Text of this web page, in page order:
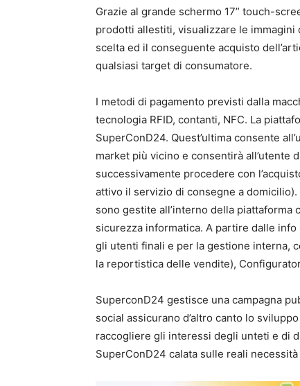
Grazie al grande schermo 17” touch-
prodotti allestiti, visualizzare le
scelta ed il conseguente acquisto
qualsiasi target di consumatore.
I metodi di pagamento previsti dalla
tecnologia RFID, contanti, NFC. La
SuperConD24. Quest’ultima consente
market più vicino e consentirà all’utente
successivamente procedere con
attivo il servizio di consegne a
sono gestite all’interno della
sicurezza informatica. A partire dalle
gli utenti finali e per la gestione interna,
la reportistica delle vendite),
SuperconD24 gestisce una campagna
social assicurano d’altro canto lo
raccogliere gli interessi degli unteti e di
SuperConD24 calata sulle reali